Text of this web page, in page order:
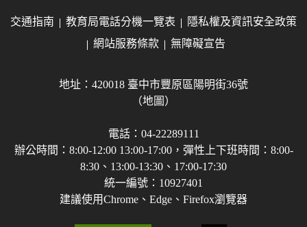
交通指南 教育局電話分機一覽表
隱私權及資訊安全政策
網站服務條款
無障礙宣告
地址：420018 臺中市豐原區陽明街36號
（地圖）
電話：04-22289111
辦公時間：8:00-12:00 13:00-17:00，彈性上下班時間：8:00-
8:30、13:00-13:30、17:00-17:30
統一編號：10927401
建議使用Chrome、Edge、Firefox瀏覽器